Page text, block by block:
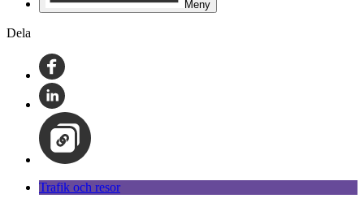
Meny
Dela
Trafik och resor